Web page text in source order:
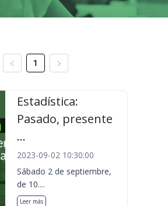
1
Estadística:
Pasado, presente
...
2023-09-02 10:30:00
Sábado 2 de septiembre,
de 10....
Leer más